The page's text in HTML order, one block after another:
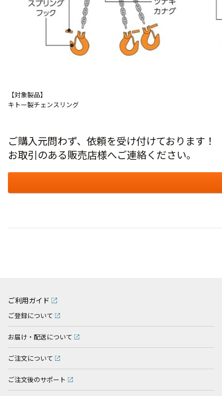
【対象製品】
キトー製チェンスリング
ご購入元問わず、依頼を受け付けております！
お取引のある販売店様へご連絡ください。
ご利用ガイド
ご登録について
お届け・配送について
ご注文について
ご注文後のサポート